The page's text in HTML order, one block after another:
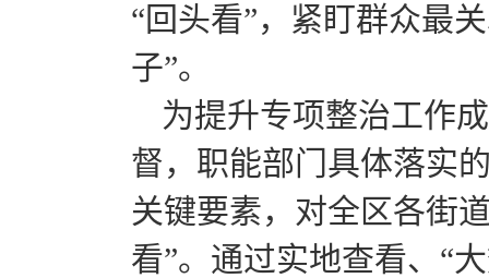
“回头看”，紧盯群众最
子”。
为提升专项整治工作
督，职能部门具体落实
关键要素，对全区各街
看”。通过实地查看、“